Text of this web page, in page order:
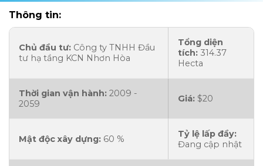
Thông tin:
Chủ đầu tư: Công ty TNHH Đầu
tư hạ tầng KCN Nhơn Hòa
Tổng diện
tích: 314.37
Hecta
Thời gian vận hành: 2009 -
2059
Giá: $20
Mật độc xây dựng: 60 %
Tỷ lệ lấp đầy:
Đang cập nhật